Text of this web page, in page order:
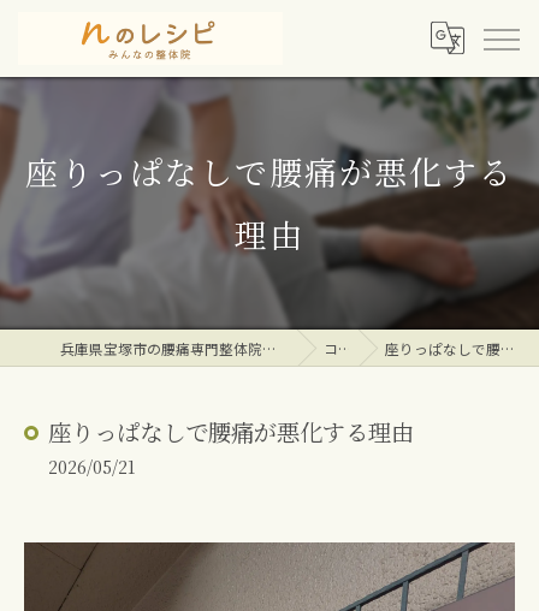
座りっぱなしで腰痛が悪化する
理由
兵庫県宝塚市の腰痛専門整体院ならｎのレシピみんなの整体院 コラム 座りっぱなしで腰痛が悪化する理由
座りっぱなしで腰痛が悪化する理由
2026/05/21